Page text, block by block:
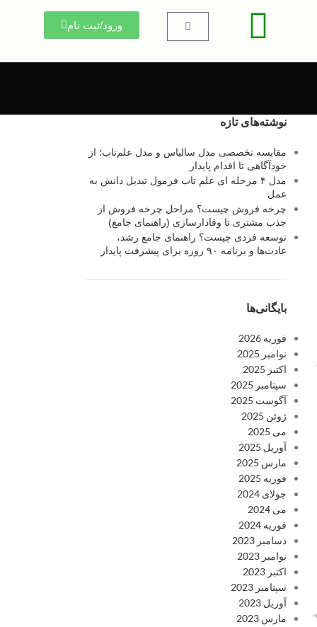
ورود/ثبت نام
نوشته‌های تازه
مقایسه تخصصی مدل سالیاس و مدل علم‌تاب؛ از
خودآگاهی تا اقدام پایدار
مدل ۴ مرحله ای علم تاب فرمول تبدیل دانش به
عمل
چرخه فروش چیست؟ مراحل چرخه فروش از
جذب مشتری تا وفادارسازی (راهنمای جامع)
توسعه فردی چیست؟ راهنمای جامع رشد،
عادت‌ها و برنامه ۹۰ روزه برای پیشرفت پایدار
بایگانی‌ها
فوریه 2026
نوامبر 2025
اکتبر 2025
سپتامبر 2025
آگوست 2025
ژوئن 2025
می 2025
آوریل 2025
مارس 2025
فوریه 2025
جولای 2024
می 2024
فوریه 2024
دسامبر 2023
نوامبر 2023
اکتبر 2023
سپتامبر 2023
آوریل 2023
مارس 2023